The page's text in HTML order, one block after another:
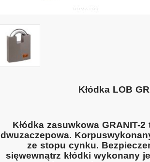
Kłódka LOB
Kłódka zasuwkowa GRANIT-
dwuzaczepowa.
ze stopu cynku.
sięwewnątrz kłódki wykonany